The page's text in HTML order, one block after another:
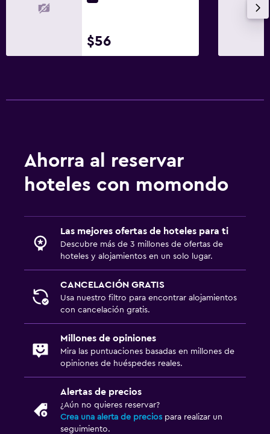
$56
Ahorra al reservar
hoteles con momondo
Las mejores ofertas de hoteles para ti
Descubre más de 3 millones de ofertas de
hoteles y alojamientos en un solo lugar.
CANCELACIÓN GRATIS
Usa nuestro filtro para encontrar alojamientos
con cancelación gratis.
Millones de opiniones
Mira las puntuaciones basadas en millones de
opiniones de huéspedes reales.
Alertas de precios
¿Aún no quieres reservar?
Crea una alerta de precios para realizar un
seguimiento.